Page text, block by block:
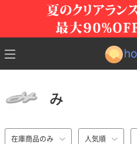
み
在庫商品のみ 人気順